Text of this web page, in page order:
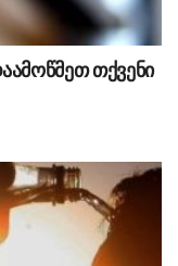
თქვენი